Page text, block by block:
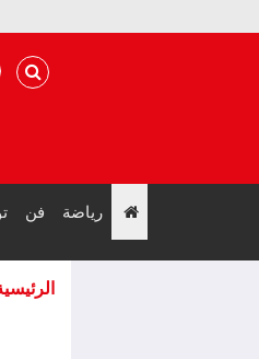
رياضة فن